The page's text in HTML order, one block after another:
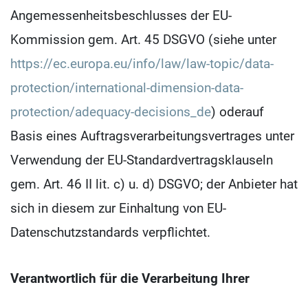
Angemessenheitsbeschlusses der EU-
Kommission gem. Art. 45 DSGVO (siehe unter
https://ec.europa.eu/info/law/law-topic/data-
protection/international-dimension-data-
protection/adequacy-decisions_de) oderauf
Basis eines Auftragsverarbeitungsvertrages unter
Verwendung der EU-Standardvertragsklauseln
gem. Art. 46 II lit. c) u. d) DSGVO; der Anbieter hat
sich in diesem zur Einhaltung von EU-
Datenschutzstandards verpflichtet.
Verantwortlich für die Verarbeitung Ihrer